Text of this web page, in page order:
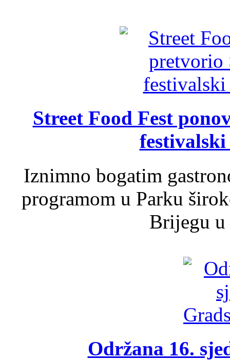
Street Food Fest
Iznimno bogatim
programom u Parku
Brijegu u
Održana 16.